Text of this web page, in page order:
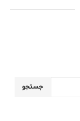
جستجو